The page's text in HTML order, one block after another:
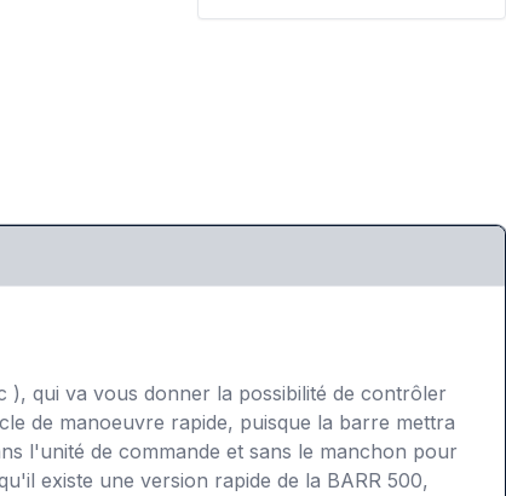
), qui va vous donner la possibilité de contrôler
de manoeuvre rapide, puisque la barre mettra
l'unité de commande et sans le manchon pour
existe une version rapide de la BARR 500,